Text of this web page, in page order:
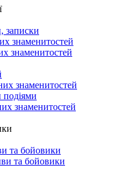
записки
знаменитостей
знаменитостей
знаменитостей
подіями
знаменитостей
та бойовики
та бойовики